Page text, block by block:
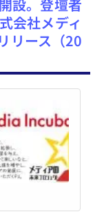
設。登壇者
会社メディ
リース（20